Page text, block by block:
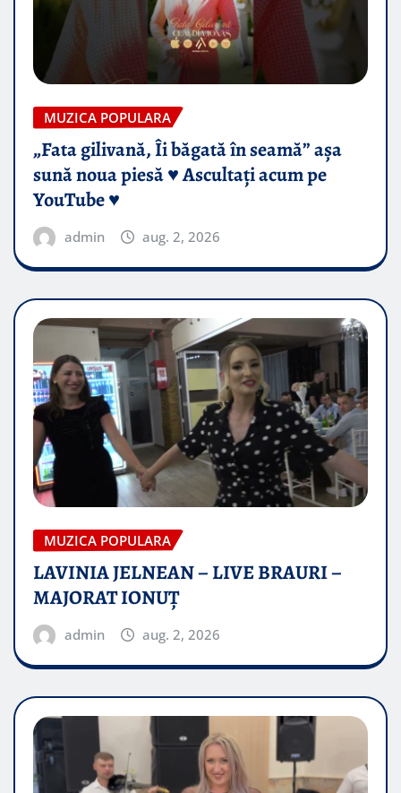
MUZICA POPULARA
„Fata gilivană, Îi băgată în seamă” așa
sună noua piesă ♥️ Ascultați acum pe
YouTube ♥️
admin aug. 2, 2026
MUZICA POPULARA
LAVINIA JELNEAN – LIVE BRAURI –
MAJORAT IONUŢ
admin aug. 2, 2026